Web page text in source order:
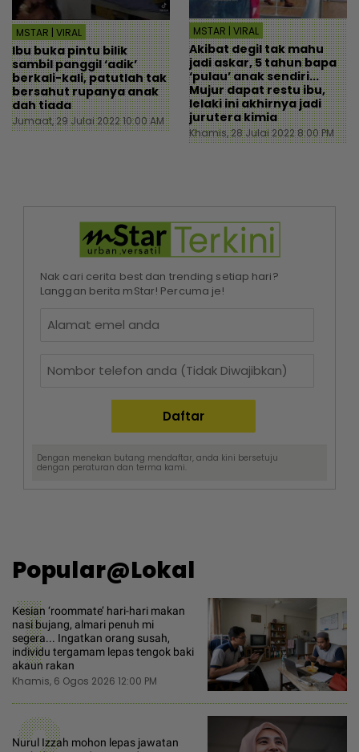
MSTAR | VIRAL
Ibu buka pintu bilik
sambil panggil ‘adik’
berkali-kali, patutlah tak
bersahut rupanya anak
dah tiada
Jumaat, 29 Julai 2022 10:00 AM
MSTAR | VIRAL
Akibat degil tak mahu
jadi askar, 5 tahun bapa
‘pulau’ anak sendiri...
Mujur dapat restu ibu,
lelaki ini akhirnya jadi
jurutera kimia
Khamis, 28 Julai 2022 8:00 PM
Nak cari cerita best dan trending setiap hari?
Langgan berita mStar! Percuma je!
Dengan menekan butang mendaftar, anda kini bersetuju
dengan peraturan dan terma kami.
Popular@Lokal
1
Kesian ‘roommate’ hari-hari makan
nasi bujang, almari penuh mi
segera... Ingatkan orang susah,
individu tergamam lepas tengok baki
akaun rakan
Khamis, 6 Ogos 2026 12:00 PM
Nurul Izzah mohon lepas jawatan